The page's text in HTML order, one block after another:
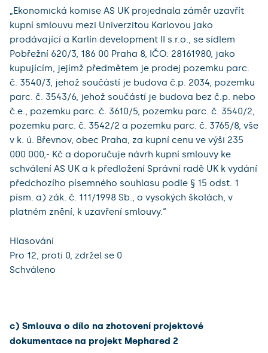
„Ekonomická komise AS UK projednala záměr uzavřít
kupní smlouvu mezi Univerzitou Karlovou jako
prodávající a Karlín development II s.r.o., se sídlem
Pobřežní 620/3, 186 00 Praha 8, IČO: 28161980, jako
kupujícím, jejímž předmětem je prodej pozemku parc.
č. 3540/3, jehož součástí je budova č.p. 2034, pozemku
parc. č. 3543/6, jehož součástí je budova bez č.p. nebo
č.e., pozemku parc. č. 3610/5, pozemku parc. č. 3540/2,
pozemku parc. č. 3542/2 a pozemku parc. č. 3765/8, vše
v k. ú. Břevnov, obec Praha, za kupní cenu ve výši 235
000 000,- Kč a doporučuje návrh kupní smlouvy ke
schválení AS UK a k předložení Správní radě UK k vydání
předchozího písemného souhlasu podle § 15 odst. 1
písm. a) zák. č. 111/1998 Sb., o vysokých školách, v
platném znění, k uzavření smlouvy.“
Hlasování
Pro 12, proti 0, zdržel se 0
Schváleno
c) Smlouva o dílo na zhotovení projektové
dokumentace na projekt Mephared 2